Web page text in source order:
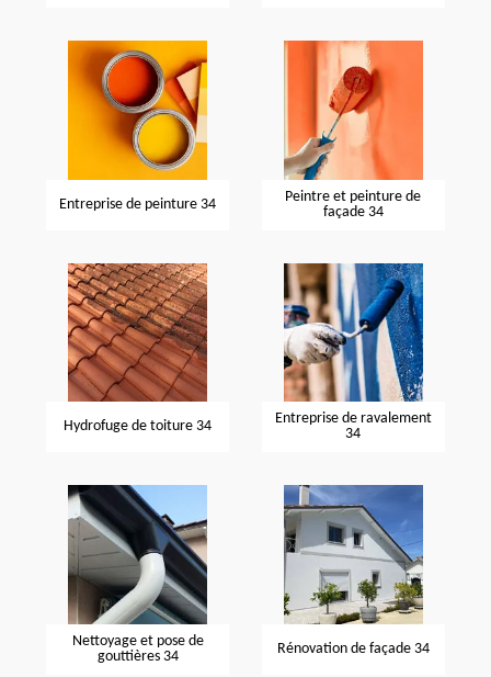
Entreprise de peinture 34
Peintre et peinture de
façade 34
Hydrofuge de toiture 34
Entreprise de ravalement
34
Nettoyage et pose de
gouttières 34
Rénovation de façade 34